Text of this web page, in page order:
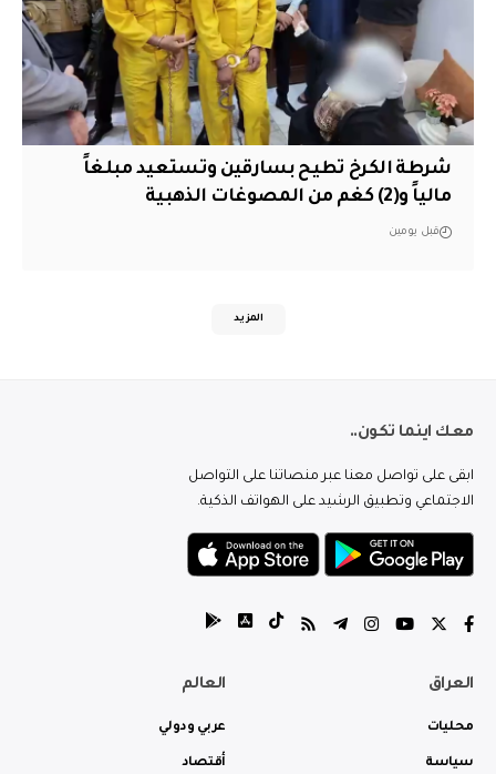
شرطة الكرخ تطيح بسارقين وتستعيد مبلغاً
مالياً و(2) كغم من المصوغات الذهبية
قبل يومين
المزيد
معك اينما تكون..
ابقى على تواصل معنا عبر منصاتنا على التواصل
الاجتماعي وتطبيق الرشيد على الهواتف الذكية.
العراق
محليات
سياسة
العالم
عربي ودولي
أقتصاد